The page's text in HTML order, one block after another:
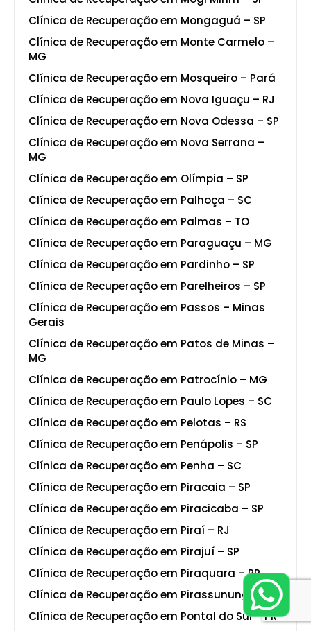
Clínica de Recuperação em Mongaguá – SP
Clínica de Recuperação em Monte Carmelo –
MG
Clínica de Recuperação em Mosqueiro – Pará
Clínica de Recuperação em Nova Iguaçu – RJ
Clínica de Recuperação em Nova Odessa – SP
Clínica de Recuperação em Nova Serrana –
MG
Clínica de Recuperação em Olímpia – SP
Clínica de Recuperação em Palhoça – SC
Clínica de Recuperação em Palmas – TO
Clínica de Recuperação em Paraguaçu – MG
Clínica de Recuperação em Pardinho – SP
Clínica de Recuperação em Parelheiros – SP
Clínica de Recuperação em Passos – Minas
Gerais
Clínica de Recuperação em Patos de Minas –
MG
Clínica de Recuperação em Patrocínio – MG
Clínica de Recuperação em Paulo Lopes – SC
Clínica de Recuperação em Pelotas – RS
Clínica de Recuperação em Penápolis – SP
Clínica de Recuperação em Penha – SC
Clínica de Recuperação em Piracaia – SP
Clínica de Recuperação em Piracicaba – SP
Clínica de Recuperação em Piraí – RJ
Clínica de Recuperação em Pirajuí – SP
Clínica de Recuperação em Piraquara – PR
Clínica de Recuperação em Pirassununga – SP
Clínica de Recuperação em Pontal do Sul – PR